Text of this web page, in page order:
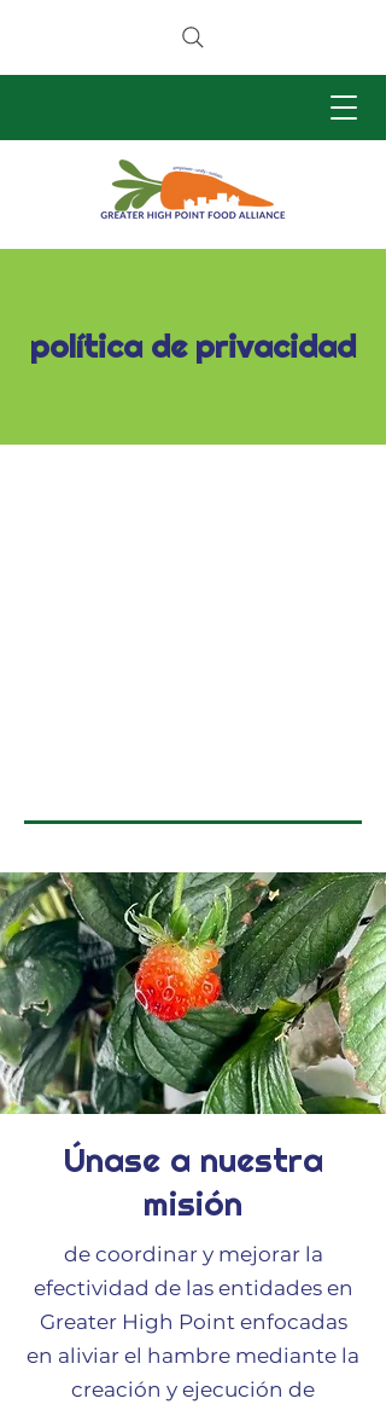
política de privacidad
Únase a nuestra
misión
de coordinar y mejorar la
efectividad de las entidades en
Greater High Point enfocadas
en aliviar el hambre mediante la
creación y ejecución de